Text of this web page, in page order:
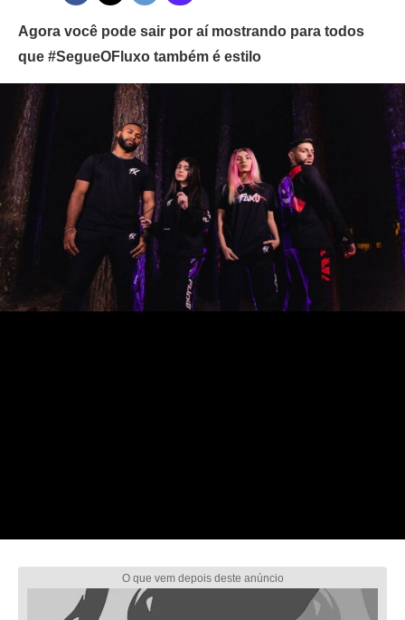
Agora você pode sair por aí mostrando para todos
que #SegueOFluxo também é estilo